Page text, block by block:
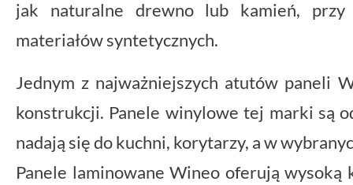
jak naturalne drewno lub kamień, przy
materiałów syntetycznych.
Jednym z najważniejszych atutów paneli
konstrukcji. Panele winylowe tej marki są
nadają się do kuchni, korytarzy, a w
Panele laminowane Wineo oferują wysoką